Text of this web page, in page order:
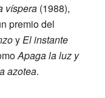
víspera (1988),
premio del
yEl instante
Apaga la luz y
azotea.